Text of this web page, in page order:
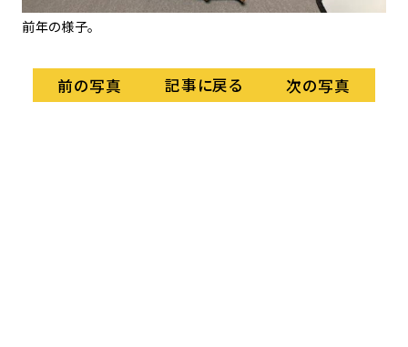
前年の様子。
前の写真 記事に戻る 次の写真